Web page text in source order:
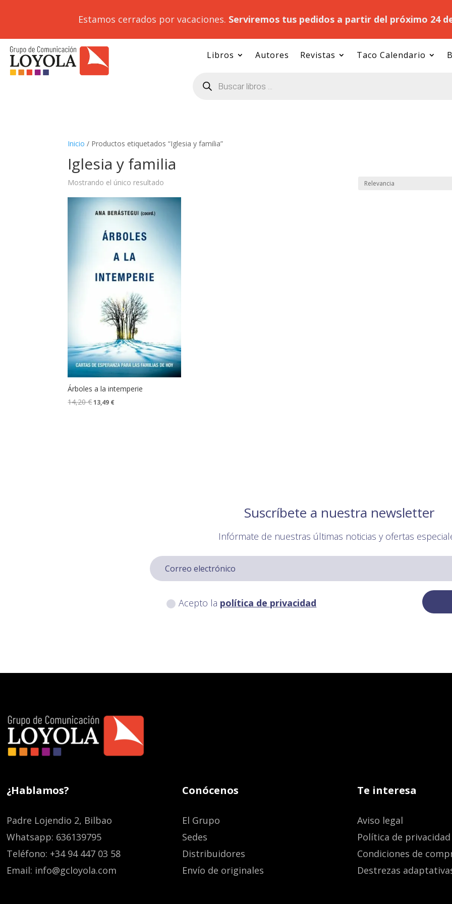
Estamos cerrados por vacaciones. Serviremos tus pedidos a partir del próximo 24
Libros Autores Revistas Taco Calendario
productos
Inicio / Productos etiquetados “Iglesia y familia”
Iglesia y familia
Mostrando el único resultado
Árboles a la intemperie
14,20€13,49 €
Suscríbete a nuestra newsletter
Infórmate de nuestras últimas noticias y ofertas
Acepto la política de privacidad
¿Hablamos?
Padre Lojendio 2, Bilbao
Whatsapp: 636139795
Teléfono: +34 94 447 03 58
Email: info@gcloyola.com
Conócenos
El Grupo
Sedes
Distribuidores
Envío de originales
Te interesa
Aviso legal
Política de privacidad
Condiciones de
Destrezas